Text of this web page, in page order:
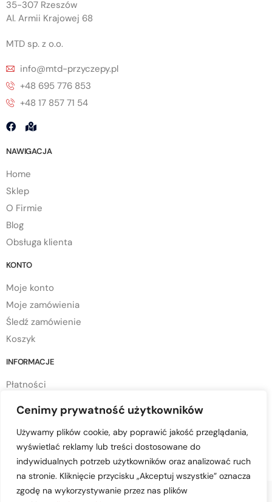
Cenimy prywatność użytkowników
Używamy plików cookie, aby poprawić jakość przeglądania,
wyświetlać reklamy lub treści dostosowane do
indywidualnych potrzeb użytkowników oraz analizować ruch
na stronie. Kliknięcie przycisku „Akceptuj wszystkie” oznacza
zgodę na wykorzystywanie przez nas plików
35-307 Rzeszów
Al. Armii Krajowej 68
MTD sp. z o.o.
info@mtd-przyczepy.pl
+48 695 776 853
+48 17 857 71 54
NAWIGACJA
Home
Sklep
O Firmie
Blog
Obsługa klienta
KONTO
Moje konto
Moje zamówienia
Śledź zamówienie
Koszyk
INFORMACJE
Płatności
Regulamin sklepu
Polityka prywatności
Polityka cookies